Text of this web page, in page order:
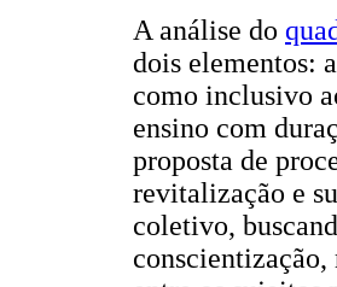
A análise do
dois elementos:
como inclusivo
ensino com
proposta de
revitalização e
coletivo,